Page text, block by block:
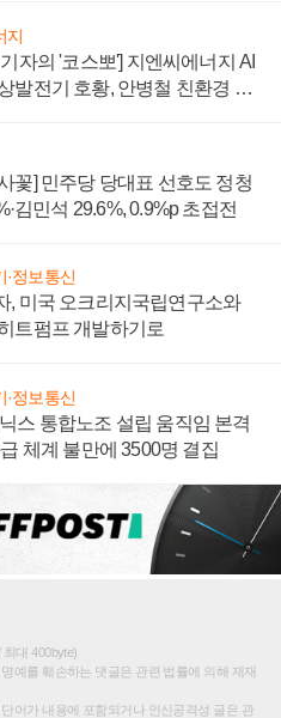
지
자의 '코스뽀'] 지엔씨에너지 AI
발전기 호황, 안병철 친환경 에
꽃] 민주당 당대표 선호도 정청
김민석 29.6%, 0.9%p 초접전
·정보통신
, 미국 오크리지국립연구소와
트펌프 개발하기로
·정보통신
스 통합노조 설립 움직임 본격
체계 불만에 3500명 결집
대 400byte)
예를 훼손하는 댓글은 관련 법률에 의해 제재
어가 내용에 포함되거나 인신공격성 글은 관